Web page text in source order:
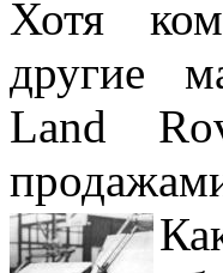
Хотя
другие
Land